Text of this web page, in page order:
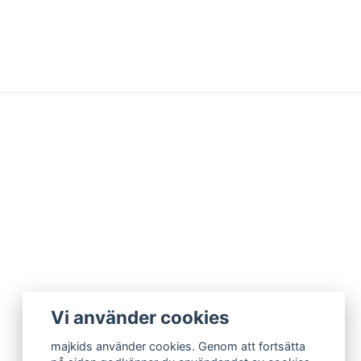
Vi använder cookies
majkids använder cookies. Genom att fortsätta